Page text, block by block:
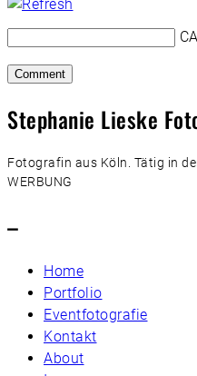
Stephanie Lieske
Fotografin aus Köln. Tätig in
WERBUNG
–
Home
Portfolio
Eventfotografie
Kontakt
About